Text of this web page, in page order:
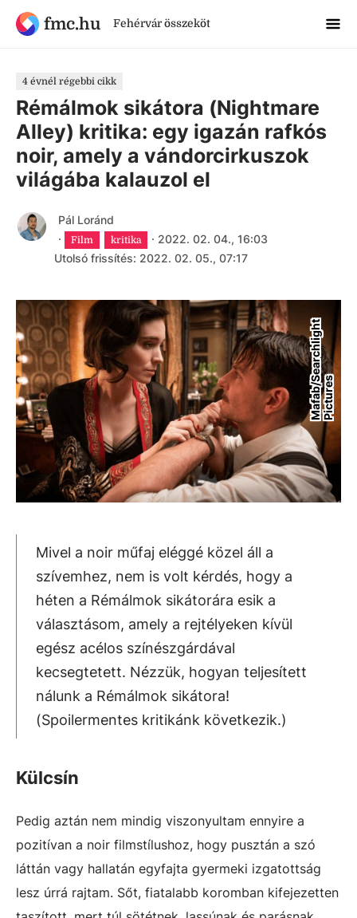
fmc.hu Fehérvár összeköt
4 évnél régebbi cikk
Rémálmok sikátora (Nightmare
Alley) kritika: egy igazán rafkós
noir, amely a vándorcirkuszok
világába kalauzol el
Pál Loránd
·
Film kritika · 2022. 02. 04., 16:03
Utolsó frissítés: 2022. 02. 05., 07:17
M
a
f
a
b
/S
e
a
r
c
h
l
i
g
h
t
P
i
c
t
u
r
es
Mivel a noir műfaj eléggé közel áll a
szívemhez, nem is volt kérdés, hogy a
héten a Rémálmok sikátorára esik a
választásom, amely a rejtélyeken kívül
egész acélos színészgárdával
kecsegtetett. Nézzük, hogyan teljesített
nálunk a Rémálmok sikátora!
(Spoilermentes kritikánk következik.)
Külcsín
Pedig aztán nem mindig viszonyultam ennyire a
pozitívan a noir filmstílushoz, hogy pusztán a szó
láttán vagy hallatán egyfajta gyermeki izgatottság
lesz úrrá rajtam. Sőt, fiatalabb koromban kifejezetten